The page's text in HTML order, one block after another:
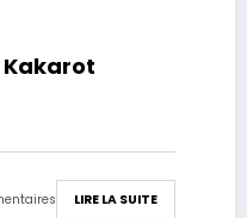
Kakarot
LIRE LA SUITE